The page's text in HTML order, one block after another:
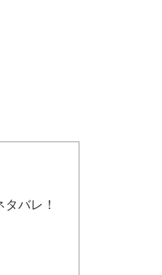
バレ！